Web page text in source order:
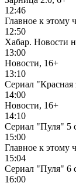
12:46
Главное к этому
12:50
Хабар. Новости
13:00
Новости, 16+
13:10
Сериал "Красная
14:00
Новости, 16+
14:10
Сериал "Пуля" 5
15:00
Главное к этому
15:04
Сериал "Пуля" 6
16:00